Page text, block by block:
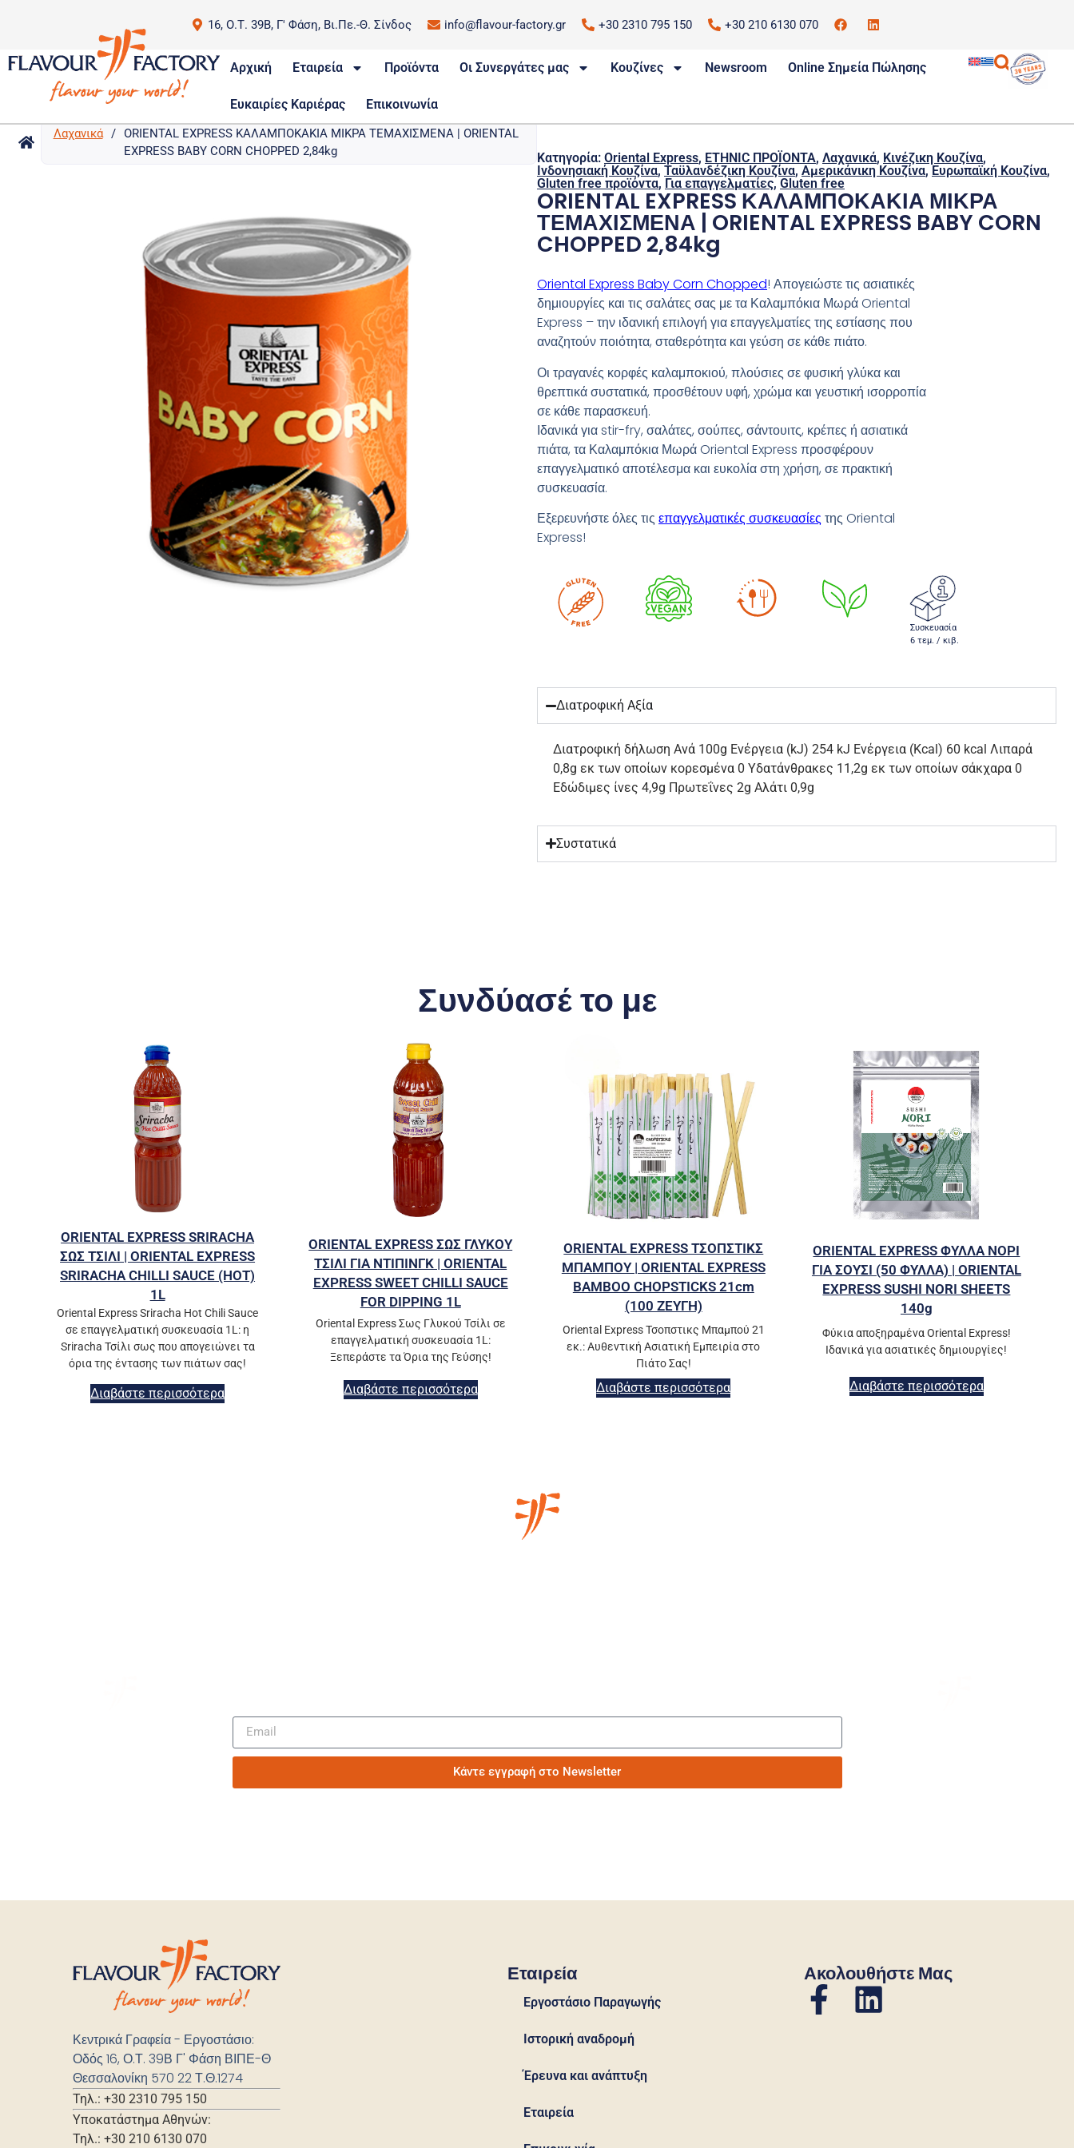
16, Ο.Τ. 39Β, Γ' Φάση, Βι.Πε.-Θ. Σίνδος info@flavour-factory.gr +30 2310 795 150 +30 210 6130 070
Αρχική Εταιρεία Προϊόντα Οι Συνεργάτες μας Κουζίνες Newsroom Online Σημεία Πώλησης
Ευκαιρίες Καριέρας Επικοινωνία
Λαχανικά / ORIENTAL EXPRESS ΚΑΛΑΜΠΟΚΑΚΙΑ ΜΙΚΡΑ ΤΕΜΑΧΙΣΜΕΝΑ | ORIENTAL
EXPRESS BABY CORN CHOPPED 2,84kg
Κατηγορία: Oriental Express, ETHNIC ΠΡΟΪΟΝΤΑ, Λαχανικά, Κινέζικη Κουζίνα,
Ινδονησιακή Κουζίνα, Ταϋλανδέζικη Κουζίνα, Αμερικάνικη Κουζίνα, Ευρωπαϊκή Κουζίνα,
Gluten free προϊόντα, Για επαγγελματίες, Gluten free
ORIENTAL EXPRESS ΚΑΛΑΜΠΟΚΑΚΙΑ ΜΙΚΡΑ
ΤΕΜΑΧΙΣΜΕΝΑ | ORIENTAL EXPRESS BABY CORN
CHOPPED 2,84kg
Oriental Express Baby Corn Chopped! Απογειώστε τις ασιατικές
δημιουργίες και τις σαλάτες σας με τα Καλαμπόκια Μωρά Oriental
Express – την ιδανική επιλογή για επαγγελματίες της εστίασης που
αναζητούν ποιότητα, σταθερότητα και γεύση σε κάθε πιάτο.
Οι τραγανές κορφές καλαμποκιού, πλούσιες σε φυσική γλύκα και
θρεπτικά συστατικά, προσθέτουν υφή, χρώμα και γευστική ισορροπία
σε κάθε παρασκευή.
Ιδανικά για stir-fry, σαλάτες, σούπες, σάντουιτς, κρέπες ή ασιατικά
πιάτα, τα Καλαμπόκια Μωρά Oriental Express προσφέρουν
επαγγελματικό αποτέλεσμα και ευκολία στη χρήση, σε πρακτική
συσκευασία.
Εξερευνήστε όλες τις επαγγελματικές συσκευασίες της Oriental
Express!
Συσκευασία
6 τεμ. / κιβ.
Διατροφική Αξία
Διατροφική δήλωση Ανά 100g Ενέργεια (kJ) 254 kJ Ενέργεια (Kcal) 60 kcal Λιπαρά
0,8g εκ των οποίων κορεσμένα 0 Υδατάνθρακες 11,2g εκ των οποίων σάκχαρα 0
Εδώδιμες ίνες 4,9g Πρωτεΐνες 2g Αλάτι 0,9g
Συστατικά
Συνδύασέ το με
ORIENTAL EXPRESS SRIRACHA
ΣΩΣ ΤΣΙΛΙ | ORIENTAL EXPRESS
SRIRACHA CHILLI SAUCE (HOT)
1L
Oriental Express Sriracha Hot Chili Sauce
σε επαγγελματική συσκευασία 1L: η
Sriracha Τσίλι σως που απογειώνει τα
όρια της έντασης των πιάτων σας!
Διαβάστε περισσότερα
ORIENTAL EXPRESS ΣΩΣ ΓΛΥΚΟΥ
ΤΣΙΛΙ ΓΙΑ ΝΤΙΠΙΝΓΚ | ORIENTAL
EXPRESS SWEET CHILLI SAUCE
FOR DIPPING 1L
Oriental Express Σως Γλυκού Τσίλι σε
επαγγελματική συσκευασία 1L:
Ξεπεράστε τα Όρια της Γεύσης!
Διαβάστε περισσότερα
ORIENTAL EXPRESS ΤΣΟΠΣΤΙΚΣ
ΜΠΑΜΠΟΥ | ORIENTAL EXPRESS
BAMBOO CHOPSTICKS 21cm
(100 ΖΕΥΓΗ)
Oriental Express Τσοπστικς Μπαμπού 21
εκ.: Αυθεντική Ασιατική Εμπειρία στο
Πιάτο Σας!
Διαβάστε περισσότερα
ORIENTAL EXPRESS ΦΥΛΛΑ ΝΟΡΙ
ΓΙΑ ΣΟΥΣΙ (50 ΦΥΛΛΑ) | ORIENTAL
EXPRESS SUSHI NORI SHEETS
140g
Φύκια αποξηραμένα Oriental Express!
Ιδανικά για ασιατικές δημιουργίες!
Διαβάστε περισσότερα
Κάντε εγγραφή στο Newsletter
Κεντρικά Γραφεία - Εργοστάσιο:
Οδός 16, Ο.Τ. 39Β Γ' Φάση ΒΙΠΕ-Θ
Θεσσαλονίκη 570 22 Τ.Θ.1274
Τηλ.: +30 2310 795 150
Υποκατάστημα Αθηνών:
Τηλ.: +30 210 6130 070
Εταιρεία
Εργοστάσιο Παραγωγής
Ιστορική αναδρομή
Έρευνα και ανάπτυξη
Εταιρεία
Ακολουθήστε Μας